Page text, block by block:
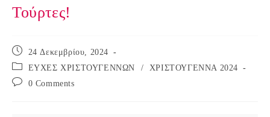
Τούρτες!
Post
published:
24 Δεκεμβρίου, 2024
Post
category:
ΕΥΧΕΣ ΧΡΙΣΤΟΥΓΕΝΝΩΝ /
ΧΡΙΣΤΟΥΓΕΝΝΑ 2024
Post
0 Comments